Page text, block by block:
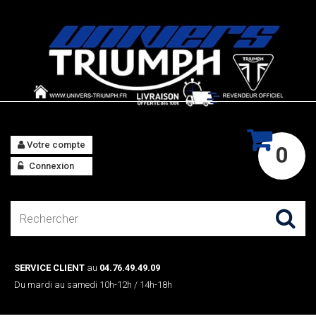
0
Votre compte
Connexion
SERVICE CLIENT au 04.76.49.49.09
Du mardi au samedi 10h-12h / 14h-18h